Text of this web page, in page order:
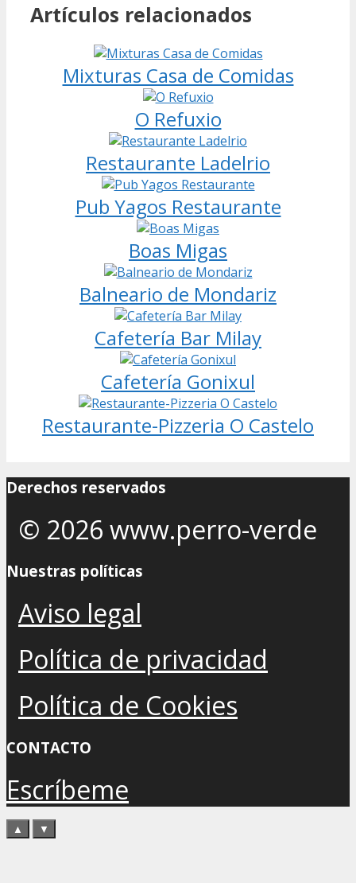
Artículos relacionados
Mixturas Casa de Comidas
O Refuxio
Restaurante Ladelrio
Pub Yagos Restaurante
Boas Migas
Balneario de Mondariz
Cafetería Bar Milay
Cafetería Gonixul
Restaurante-Pizzeria O Castelo
Derechos reservados
© 2026 www.perro-verde
Nuestras políticas
Aviso legal
Política de privacidad
Política de Cookies
CONTACTO
Escríbeme
▲ ▼